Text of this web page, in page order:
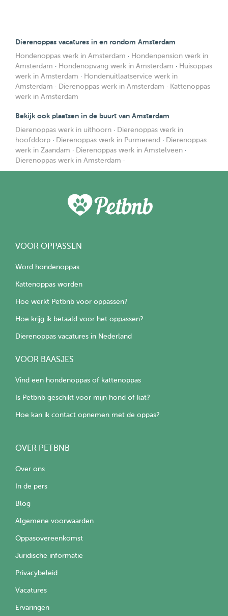
Dierenoppas vacatures in en rondom Amsterdam
Hondenoppas werk in Amsterdam · Hondenpension werk in
Amsterdam · Hondenopvang werk in Amsterdam · Huisoppas
werk in Amsterdam · Hondenuitlaatservice werk in
Amsterdam · Dierenoppas werk in Amsterdam · Kattenoppas
werk in Amsterdam
Bekijk ook plaatsen in de buurt van Amsterdam
Dierenoppas werk in uithoorn · Dierenoppas werk in
hoofddorp · Dierenoppas werk in Purmerend · Dierenoppas
werk in Zaandam · Dierenoppas werk in Amstelveen ·
Dierenoppas werk in Amsterdam ·
VOOR OPPASSEN
Word hondenoppas
Kattenoppas worden
Hoe werkt Petbnb voor oppassen?
Hoe krijg ik betaald voor het oppassen?
Dierenoppas vacatures in Nederland
VOOR BAASJES
Vind een hondenoppas of kattenoppas
Is Petbnb geschikt voor mijn hond of kat?
Hoe kan ik contact opnemen met de oppas?
OVER PETBNB
Over ons
In de pers
Blog
Algemene voorwaarden
Oppasovereenkomst
Juridische informatie
Privacybeleid
Vacatures
Ervaringen